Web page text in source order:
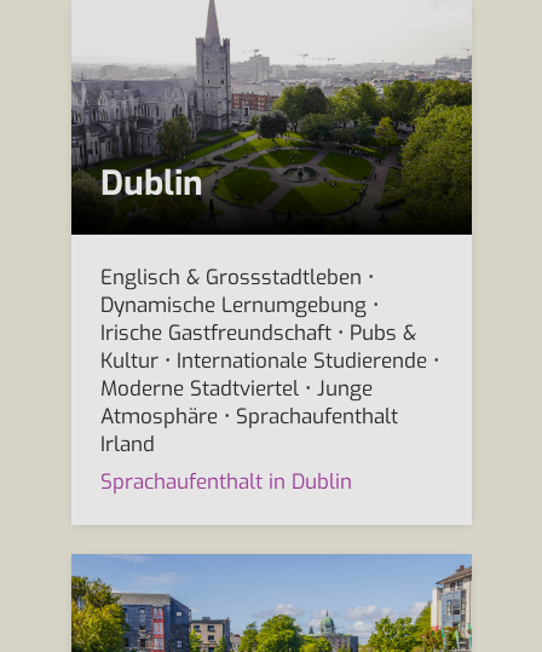
Dublin
Englisch & Grossstadtleben •
Dynamische Lernumgebung •
Irische Gastfreundschaft • Pubs &
Kultur • Internationale Studierende •
Moderne Stadtviertel • Junge
Atmosphäre • Sprachaufenthalt
Irland
Sprachaufenthalt in Dublin